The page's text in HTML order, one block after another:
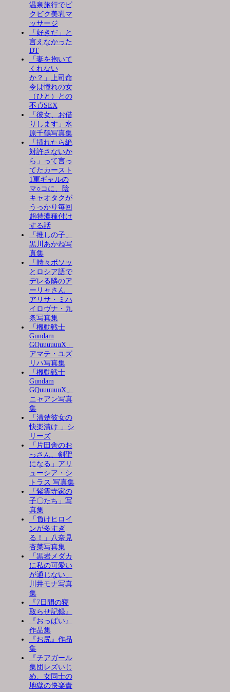
温泉旅行でビ
クビク美乳マ
ッサージ
「好きだ」と
言えなかった
DT
「妻を抱いて
くれない
か？」上司命
令は憧れの女
（ひと）との
不貞SEX
「彼女、お借
りします」水
原千鶴写真集
「挿れたら絶
対許さないか
ら」って言っ
てたカースト
1軍ギャルの
マ○コに、陰
キャオタクが
うっかり毎回
超特濃種付け
する話
「推しの子」
黒川あかね写
真集
「時々ボソッ
とロシア語で
デレる隣のア
ーリャさん」
アリサ・ミハ
イロヴナ・九
条写真集
「機動戦士
Gundam
GQuuuuuuX」
アマテ・ユズ
リハ写真集
「機動戦士
Gundam
GQuuuuuuX」
ニャアン写真
集
「清楚彼女の
快楽漬け 」シ
リーズ
「片田舎のお
っさん、剣聖
になる」アリ
ューシア・シ
トラス 写真集
「紫雲寺家の
子〇たち」写
真集
「負けヒロイ
ンが多すぎ
る！」八奈見
杏菜写真集
「黒岩メダカ
に私の可愛い
が通じない」
川井モナ写真
集
『7日間の寝
取らせ記録』
『おっぱい』
作品集
『お尻』作品
集
『チアガール
集団レズいじ
め、女同士の
地獄の快楽責